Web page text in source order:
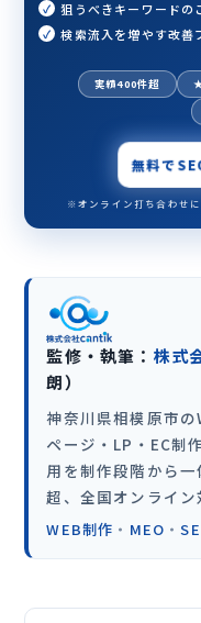
狙うべきキーワードの
検索流入を増やす改善
実績400件超
無料で
※オンライン打ち合わせ
監修・執筆： 株式
朗）
神奈川県相模原市
ページ・LP・EC制
用を制作段階から
超、全国オンライン
WEB制作 ・ MEO ・